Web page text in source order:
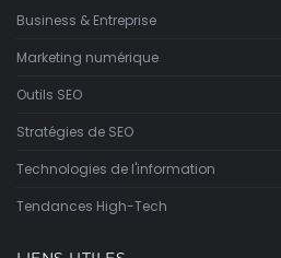
Business & Entreprise
Marketing numérique
Outils SEO
Stratégies de SEO
Technologies de l'information
Tendances High-Tech